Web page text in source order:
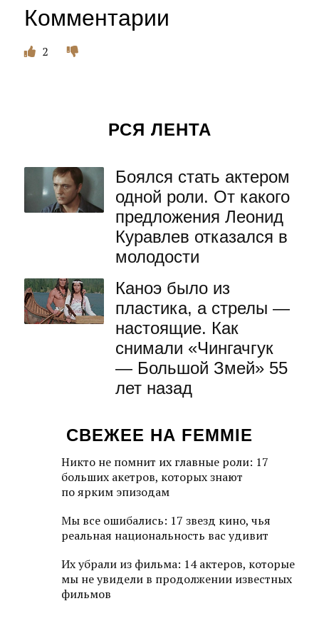
Комментарии
2
РСЯ ЛЕНТА
Боялся стать актером
одной роли. От какого
предложения Леонид
Куравлев отказался в
молодости
Каноэ было из
пластика, а стрелы —
настоящие. Как
снимали «Чингачгук
— Большой Змей» 55
лет назад
СВЕЖЕЕ НА FEMMIE
Никто не помнит их главные роли: 17
больших акетров, которых знают
по ярким эпизодам
Мы все ошибались: 17 звезд кино, чья
реальная национальность вас удивит
Их убрали из фильма: 14 актеров, которые
мы не увидели в продолжении известных
фильмов